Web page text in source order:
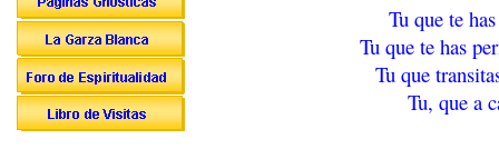
Tu que te
Tu que te has
Tu que
Tu, que a